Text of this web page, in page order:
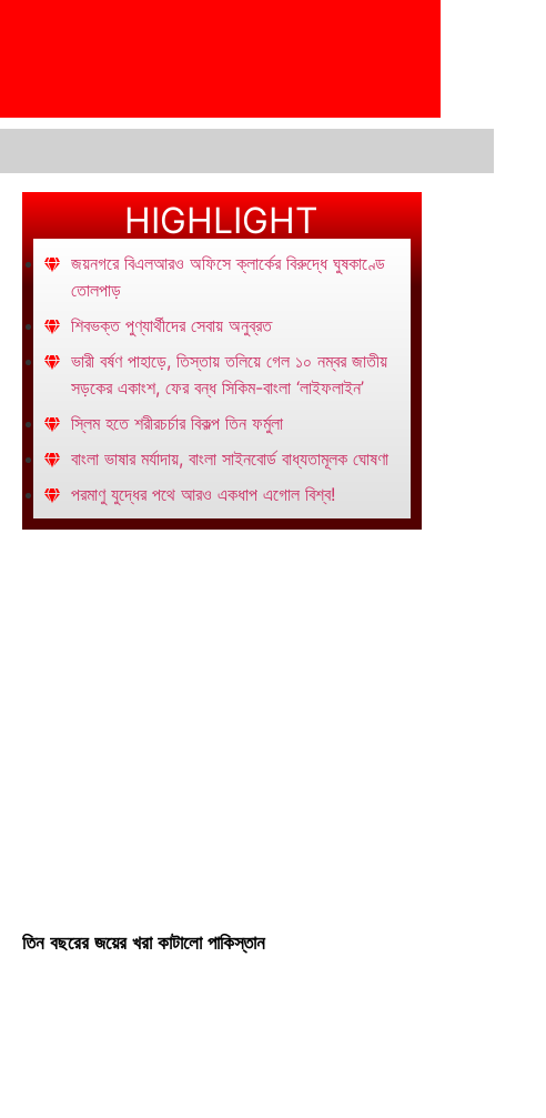
HIGHLIGHT
জয়নগরে বিএলআরও অফিসে ক্লার্কের বিরুদ্ধে ঘুষকাণ্ডে
তোলপাড়
শিবভক্ত পুণ্যার্থীদের সেবায় অনুব্রত
ভারী বর্ষণ পাহাড়ে, তিস্তায় তলিয়ে গেল ১০ নম্বর জাতীয়
সড়কের একাংশ, ফের বন্ধ সিকিম-বাংলা ‘লাইফলাইন’
স্লিম হতে শরীরচর্চার বিকল্প তিন ফর্মুলা
বাংলা ভাষার মর্যাদায়, বাংলা সাইনবোর্ড বাধ্যতামূলক ঘোষণা
পরমাণু যুদ্ধের পথে আরও একধাপ এগোল বিশ্ব!
তিন বছরের জয়ের খরা কাটালো পাকিস্তান